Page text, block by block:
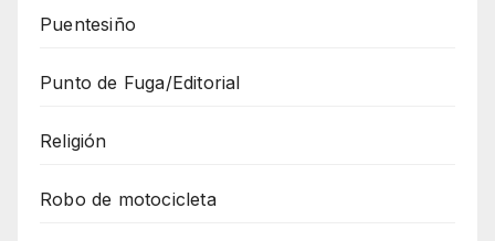
Puentesiño
Punto de Fuga/Editorial
Religión
Robo de motocicleta